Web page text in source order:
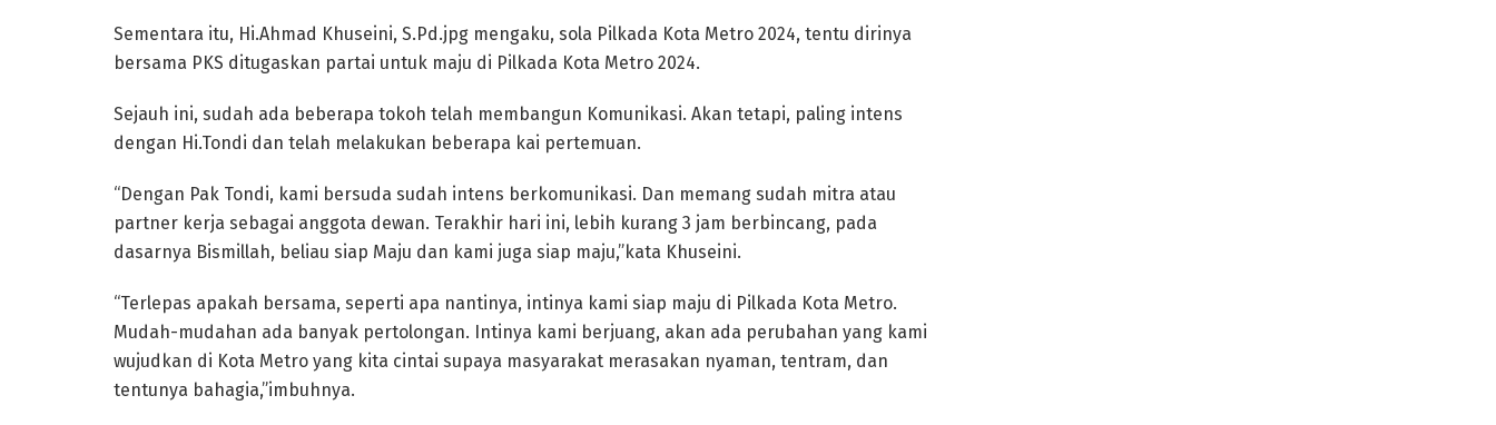
Sementara itu, Hi.Ahmad Khuseini, S.Pd.jpg mengaku, sola Pilkada Kota Metro 2024, tentu dirinya
bersama PKS ditugaskan partai untuk maju di Pilkada Kota Metro 2024.
Sejauh ini, sudah ada beberapa tokoh telah membangun Komunikasi. Akan tetapi, paling intens
dengan Hi.Tondi dan telah melakukan beberapa kai pertemuan.
“Dengan Pak Tondi, kami bersuda sudah intens berkomunikasi. Dan memang sudah mitra atau
partner kerja sebagai anggota dewan. Terakhir hari ini, lebih kurang 3 jam berbincang, pada
dasarnya Bismillah, beliau siap Maju dan kami juga siap maju,”kata Khuseini.
“Terlepas apakah bersama, seperti apa nantinya, intinya kami siap maju di Pilkada Kota Metro.
Mudah-mudahan ada banyak pertolongan. Intinya kami berjuang, akan ada perubahan yang kami
wujudkan di Kota Metro yang kita cintai supaya masyarakat merasakan nyaman, tentram, dan
tentunya bahagia,”imbuhnya.